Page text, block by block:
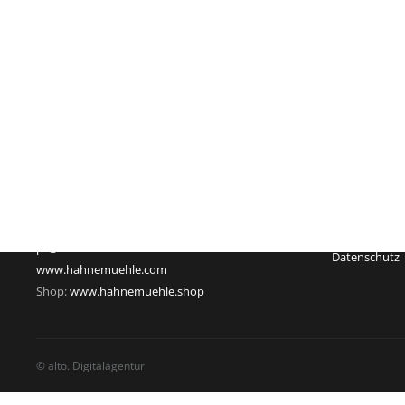
www.hahnemuehle.com
Shop:www.hahnemuehle.shop
Datenschutz
© alto. Digitalagentur